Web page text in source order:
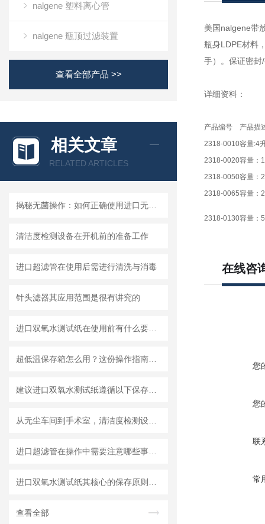
nalgene 塑料离心管
nalgene 瓶顶过滤装置
查看全部产品 >>
相关文章
RELATED ARTICLES
清洁度检测设备在开机前的准备工作
进口超滤管在使用后需进行清洗与消毒
针头滤器其应用范围是很有讲究的
查看全部
美国nalgene带
瓶身LDPE材料
手）。保证密封
详细资料：
产品编号
产品描
2318-0010容量:4
2318-0020容量：
2318-0050容量：
2318-0065容量：
2318-0130容量：
在线咨
您
您
联
常